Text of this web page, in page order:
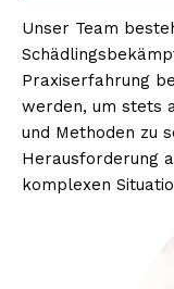
Unser Team
Praxiserfahrung
werden, um stets
und Methoden zu
Herausforderung
komplexen